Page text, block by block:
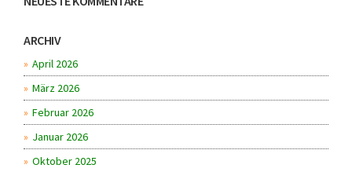
ARCHIV
April 2026
März 2026
Februar 2026
Januar 2026
Oktober 2025